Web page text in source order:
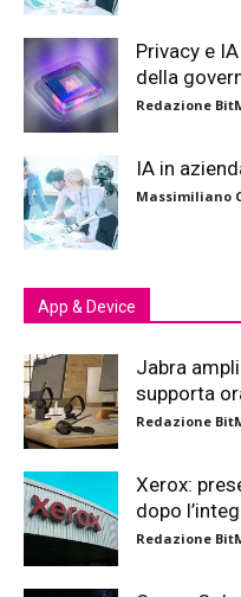
Privacy e
della
Redazione
IA in
Massimiliano
App & Device
Jabra
supporta
Redazione
Xerox:
dopo
Redazione